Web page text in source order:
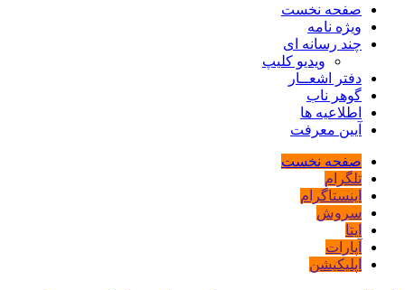
صفحه نخست
ویژه نامه
چند رسانه ای
ویدیو کلیپ
دفتر اشعــار
گوهر ناب
اطلاعیه ها
آیین معرفت
صفحه نخست
تلگرام
اینستاگرام
سروش
ایتا
آپارات
اپلیکیشن